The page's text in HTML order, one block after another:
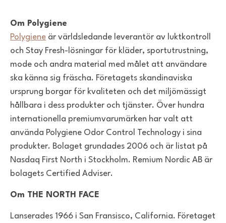
Om Polygiene
Polygiene är världsledande leverantör av luktkontroll
och Stay Fresh-lösningar för kläder, sportutrustning,
mode och andra material med målet att användare
ska känna sig fräscha. Företagets skandinaviska
ursprung borgar för kvaliteten och det miljömässigt
hållbara i dess produkter och tjänster. Över hundra
internationella premiumvarumärken har valt att
använda Polygiene Odor Control Technology i sina
produkter. Bolaget grundades 2006 och är listat på
Nasdaq First North i Stockholm. Remium Nordic AB är
bolagets Certified Adviser.
Om THE NORTH FACE
Lanserades 1966 i San Fransisco, California. Företaget